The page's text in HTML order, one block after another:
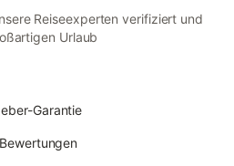
Reiseexperten verifiziert und
Urlaub
Garantie